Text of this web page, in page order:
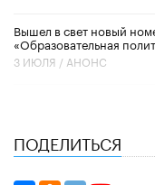
Вышел в свет новый
«Образовательная
3 ИЮЛЯ / АНОНС
ПОДЕЛИТЬСЯ